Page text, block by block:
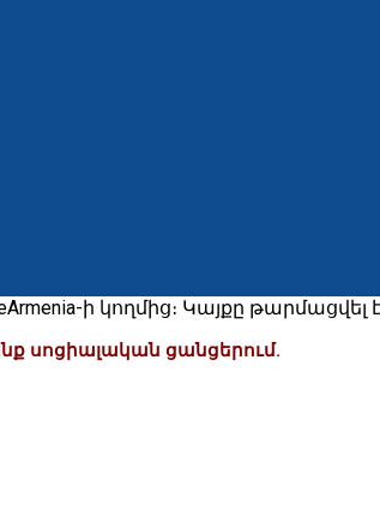
ի կողմից։ Կայքը թարմացվել է
սոցիալական ցանցերում.